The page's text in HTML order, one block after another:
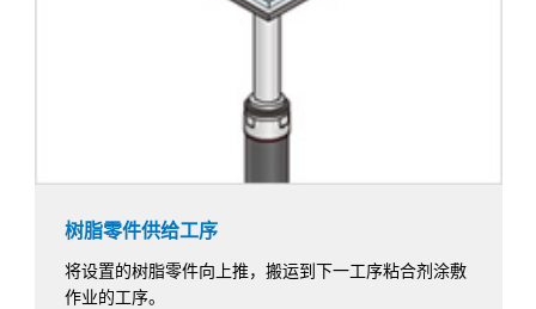
树脂零件供给工序
将设置的树脂零件向上推，搬运到下一工序粘合剂涂敷
作业的工序。